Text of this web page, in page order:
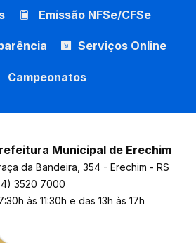
Emissão NFSe/CFSe
Serviços Online
Campeonatos
Municipal de Erechim
da Bandeira, 354 - Erechim - RS
3520 7000
às 11:30h e das 13h às 17h